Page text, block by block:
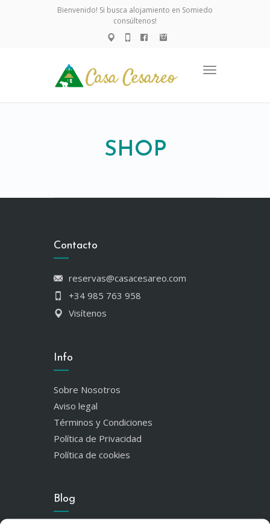
Bienvenido! Si busca alojamiento en Somiedo
consúltenos!
Toggle
SHOP
Contacto
reservas@casacesareo.com
+34 985 763 958
Visítenos
Info
Sobre Nosotros
Aviso legal
Términos y Condiciones
Política de Privacidad
Política de cookies
Blog